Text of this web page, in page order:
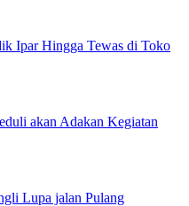
Ipar Hingga Tewas di Toko
akan Adakan Kegiatan
Lupa jalan Pulang